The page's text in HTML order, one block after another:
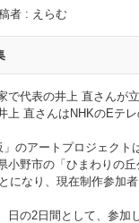
者 : えらむ
で代表の井上 直さんが
直さんはNHKのEテ
のアートプロジェクト
野市の「ひまわりの
になり、現在制作参加
の2日間として、参加